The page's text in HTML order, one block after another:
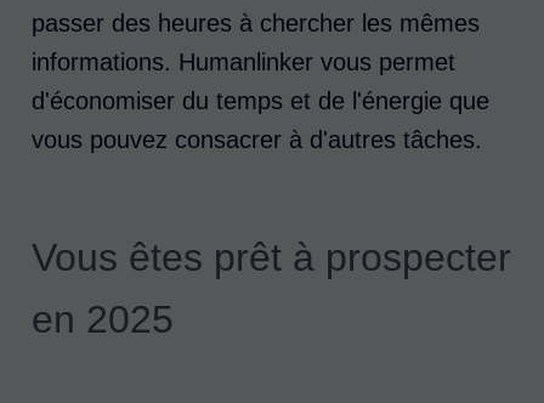
passer des heures à chercher les mêmes
informations. Humanlinker vous permet
d'économiser du temps et de l'énergie que
vous pouvez consacrer à d'autres tâches.
Vous êtes prêt à prospecter
en 2025